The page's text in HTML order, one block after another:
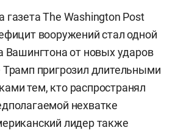
The Washington Post
вооружений стал одной
Вашингтона от новых ударов
пригрозил длительными
тем, кто распространял
нехватке
лидер также